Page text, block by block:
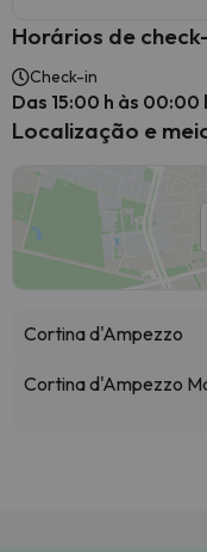
Horários de
Check-in
Das 15:00 h às 00:00
Localização e
Cortina d'Ampezzo
Cortina d'Ampezzo